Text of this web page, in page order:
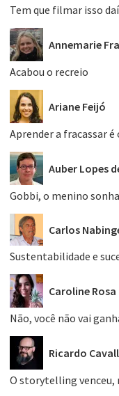
Tem que filmar isso daí
Annemarie
Acabou o recreio
Ariane Feijó
Aprender a fracassar é
Auber Lopes
Gobbi, o menino
Carlos
Sustentabilidade e
Caroline Rosa
Não, você não vai
Ricardo
O storytelling venceu,